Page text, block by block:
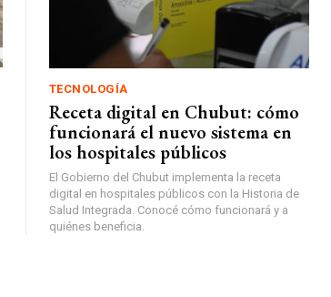
TECNOLOGÍA
Receta digital en Chubut: cómo
funcionará el nuevo sistema en
los hospitales públicos
El Gobierno del Chubut implementa la receta
digital en hospitales públicos con la Historia de
Salud Integrada. Conocé cómo funcionará y a
quiénes beneficia.